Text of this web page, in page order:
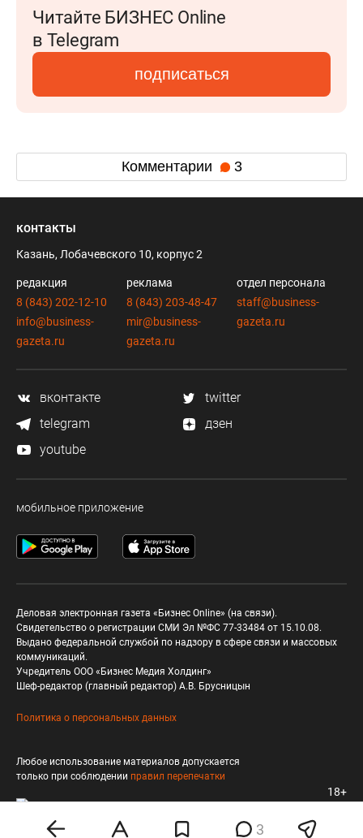
Читайте БИЗНЕС Online
в Telegram
подписаться
Комментарии 3
3
контакты
Казань, Лобачевского 10, корпус 2
редакция
8 (843) 202-12-10
info@business-
gazeta.ru
реклама
8 (843) 203-48-47
mir@business-
gazeta.ru
отдел персонала
staff@business-
gazeta.ru
вконтакте
twitter
telegram
дзен
youtube
мобильное приложение
Деловая электронная газета «Бизнес Online» (на связи).
Свидетельство о регистрации СМИ Эл №ФС 77-33484 от 15.10.08.
Выдано федеральной службой по надзору в сфере связи и массовых
коммуникаций.
Учредитель ООО «Бизнес Медия Холдинг»
Шеф-редактор (главный редактор) А.В. Брусницын
Политика о персональных данных
Любое использование материалов допускается
только при соблюдении правил перепечатки
18+